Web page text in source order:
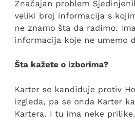
Značajan problem
veliki broj informacija s
ne znamo šta da radimo.
informacija koje ne umemo
Šta kažete o izborima?
Karter se kandiduje protiv
izgleda, pa se onda Karter
Kartera. I tu ima neke